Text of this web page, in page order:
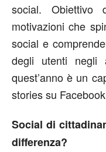
social.
motivazioni che
social e
degli utenti negli
quest’anno è un
stories su
Social di
differenza?